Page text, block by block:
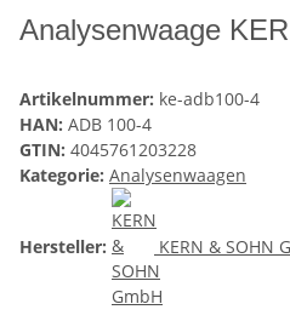
Analysenwaage
Artikelnummer: ke-adb100-4
HAN: ADB 100-4
GTIN: 4045761203228
Kategorie: Analysenwaagen
Hersteller: KERN & SOHN